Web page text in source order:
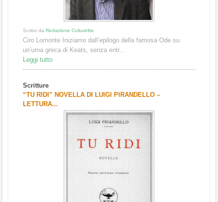
Scritto da Redazione Culturelite
Ciro Lomonte Iniziamo dall’epilogo della famosa Ode su
un’urna greca di Keats, senza entr...
Leggi tutto
Scritture
“TU RIDI” NOVELLA DI LUIGI PIRANDELLO –
LETTURA...